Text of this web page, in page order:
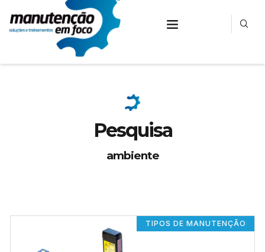
Pesquisa
ambiente
TIPOS DE MANUTENÇÃO